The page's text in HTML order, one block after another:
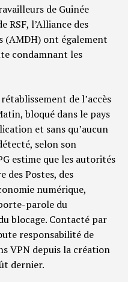
de Guinée
RSF, l’Alliance des
(AMDH) ont également
condamnant les
de l’accès
bloqué dans le pays
et sans qu’aucun
selon son
estime que les autorités
des Postes, des
numérique,
parole du
blocage. Contacté par
responsabilité de
VPN depuis la création
dernier.